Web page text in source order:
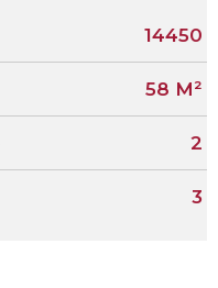
14450
58 M²
2
3